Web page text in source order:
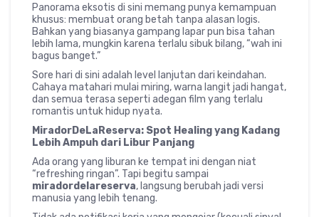
Panorama eksotis di sini memang punya kemampuan
khusus: membuat orang betah tanpa alasan logis.
Bahkan yang biasanya gampang lapar pun bisa tahan
lebih lama, mungkin karena terlalu sibuk bilang, “wah ini
bagus banget.”
Sore hari di sini adalah level lanjutan dari keindahan.
Cahaya matahari mulai miring, warna langit jadi hangat,
dan semua terasa seperti adegan film yang terlalu
romantis untuk hidup nyata.
MiradorDeLaReserva: Spot Healing yang Kadang
Lebih Ampuh dari Libur Panjang
Ada orang yang liburan ke tempat ini dengan niat
“refreshing ringan”. Tapi begitu sampai
miradordelareserva, langsung berubah jadi versi
manusia yang lebih tenang.